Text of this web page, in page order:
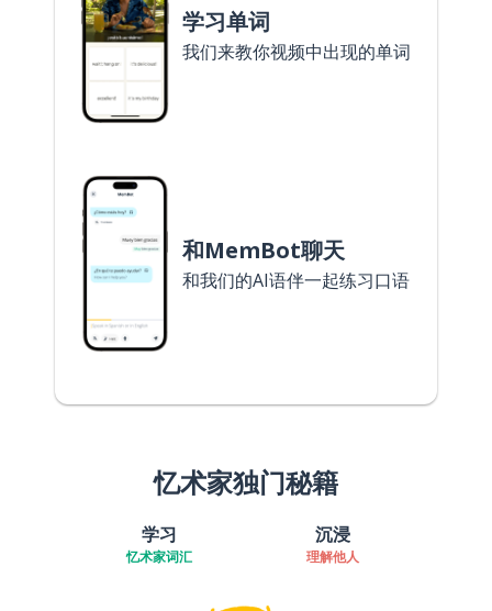
学习单词
我们来教你视频中出现的单词
和MemBot聊天
和我们的AI语伴一起练习口语
忆术家独门秘籍
学习
忆术家词汇
沉浸
理解他人